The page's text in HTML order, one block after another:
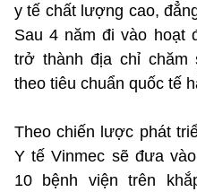
y tế chất lượng cao,
Sau 4 năm đi vào hoạt
trở thành địa chỉ chăm
theo tiêu chuẩn quốc tế
Theo chiến lược phát
Y tế Vinmec sẽ đưa
10 bệnh viện trên